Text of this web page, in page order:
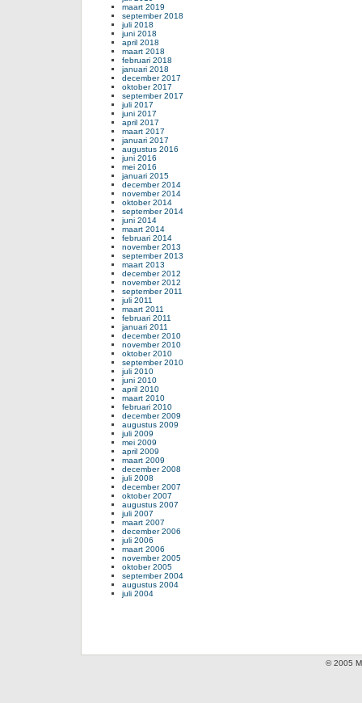
maart 2019
september 2018
juli 2018
juni 2018
april 2018
maart 2018
februari 2018
januari 2018
december 2017
oktober 2017
september 2017
juli 2017
juni 2017
april 2017
maart 2017
januari 2017
augustus 2016
juni 2016
mei 2016
januari 2015
december 2014
november 2014
oktober 2014
september 2014
juni 2014
maart 2014
februari 2014
november 2013
september 2013
maart 2013
december 2012
november 2012
september 2011
juli 2011
maart 2011
februari 2011
januari 2011
december 2010
november 2010
oktober 2010
september 2010
juli 2010
juni 2010
april 2010
maart 2010
februari 2010
december 2009
augustus 2009
juli 2009
mei 2009
april 2009
maart 2009
december 2008
juli 2008
december 2007
oktober 2007
augustus 2007
juli 2007
maart 2007
december 2006
juli 2006
maart 2006
november 2005
oktober 2005
september 2004
augustus 2004
juli 2004
© 2005